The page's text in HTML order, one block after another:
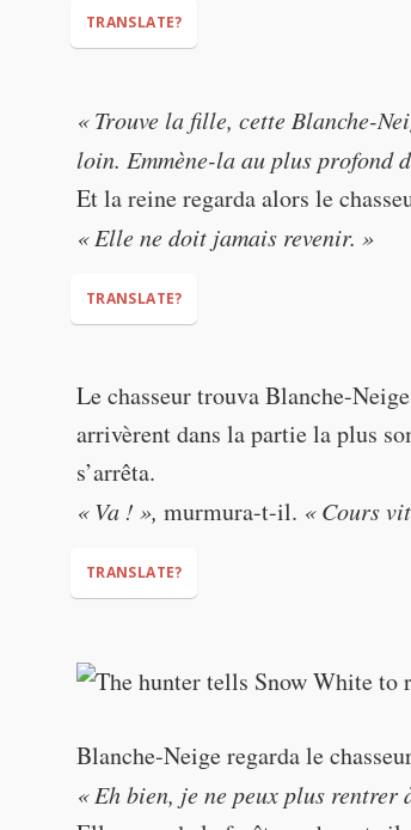
TRANSLATE?
(made come)
« Trouve la fille, cette Blanche-
loin. Emmène-la au plus profond
Et la reine regarda alors le
« Elle ne doit jamais revenir. »
TRANSLATE?
deepest (part of) the woods."
"She must never come back."
Le chasseur trouva Blanche-
arrivèrent dans la partie la plus
s’arrêta.
« Va ! », murmura-t-il. « Cours
TRANSLATE?
Blanche-Neige regarda le
« Eh bien, je ne peux plus rentrer